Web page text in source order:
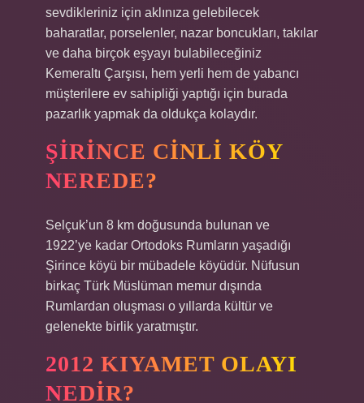
sevdikleriniz için aklınıza gelebilecek
baharatlar, porselenler, nazar boncukları, takılar
ve daha birçok eşyayı bulabileceğiniz
Kemeraltı Çarşısı, hem yerli hem de yabancı
müşterilere ev sahipliği yaptığı için burada
pazarlık yapmak da oldukça kolaydır.
ŞIRINCE CINLI KÖY
NEREDE?
Selçuk’un 8 km doğusunda bulunan ve
1922’ye kadar Ortodoks Rumların yaşadığı
Şirince köyü bir mübadele köyüdür. Nüfusun
birkaç Türk Müslüman memur dışında
Rumlardan oluşması o yıllarda kültür ve
gelenekte birlik yaratmıştır.
2012 KIYAMET OLAYI
NEDIR?